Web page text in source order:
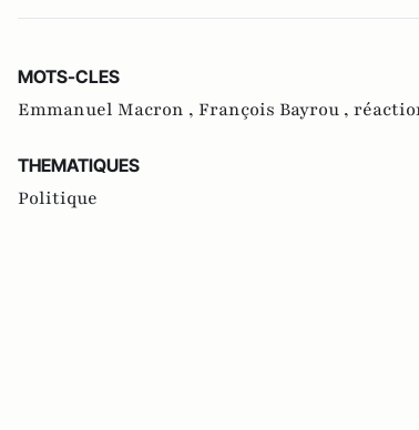
MOTS-CLES
Emmanuel Macron , François Bayrou ,
THEMATIQUES
Politique